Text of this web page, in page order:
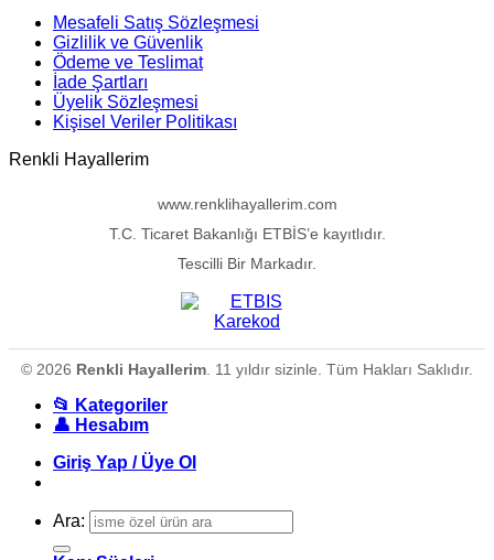
Mesafeli Satış Sözleşmesi
Gizlilik ve Güvenlik
Ödeme ve Teslimat
İade Şartları
Üyelik Sözleşmesi
Kişisel Veriler Politikası
Renkli Hayallerim
www.renklihayallerim.com
T.C. Ticaret Bakanlığı ETBİS’e kayıtlıdır.
Tescilli Bir Markadır.
© 2026 Renkli Hayallerim . 11 yıldır sizinle. Tüm Hakları Saklıdır.
📂 Kategoriler
👤 Hesabım
Giriş Yap / Üye Ol
Ara: